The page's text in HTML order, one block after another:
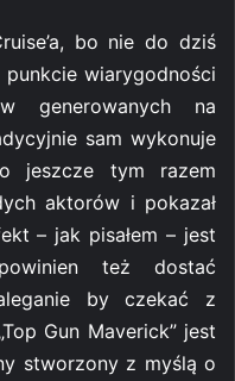
bo nie do dziś
wiarygodności
generowanych na
sam wykonuje
jeszcze tym razem
aktorów i pokazał
– jak pisałem – jest
też dostać
by czekać z
Gun Maverick” jest
stworzony z myślą o